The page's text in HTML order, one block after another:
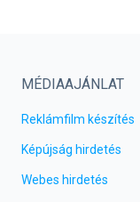
MÉDIAAJÁNLAT
Reklámfilm készítés
Képújság hirdetés
Webes hirdetés